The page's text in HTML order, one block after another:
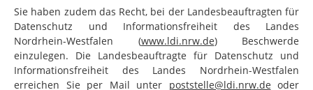
Sie haben zudem das Recht, bei der Landesbeauftragten für
Datenschutz und Informationsfreiheit des Landes
Nordrhein-Westfalen (www.ldi.nrw.de) Beschwerde
einzulegen. Die Landesbeauftragte für Datenschutz und
Informationsfreiheit des Landes Nordrhein-Westfalen
erreichen Sie per Mail unter poststelle@ldi.nrw.de oder